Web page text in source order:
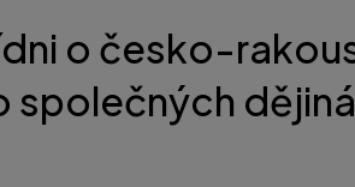
o česko-
společných